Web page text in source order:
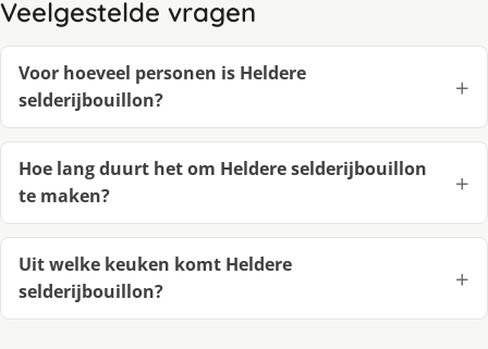
Veelgestelde vragen
Voor hoeveel personen is Heldere
selderijbouillon?
Hoe lang duurt het om Heldere selderijbouillon
te maken?
Uit welke keuken komt Heldere
selderijbouillon?